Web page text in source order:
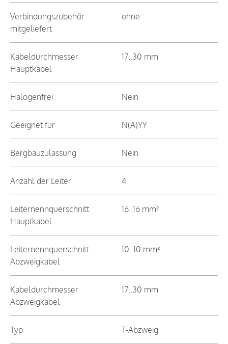
Verbindungszubehör
mitgeliefert
ohne
Kabeldurchmesser
Hauptkabel
17..30 mm
Halogenfrei Nein
Geeignet für N(A)YY
Bergbauzulassung Nein
Anzahl der Leiter 4
Leiternennquerschnitt
Hauptkabel
16..16 mm²
Leiternennquerschnitt
Abzweigkabel
10..10 mm²
Kabeldurchmesser
Abzweigkabel
17..30 mm
Typ T-Abzweig